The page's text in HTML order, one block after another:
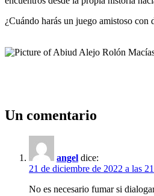
¿Cuándo harás un juego amistoso
Un comentario
angel dice:
21 de diciembre de 2022 a las
No es necesario fumar si